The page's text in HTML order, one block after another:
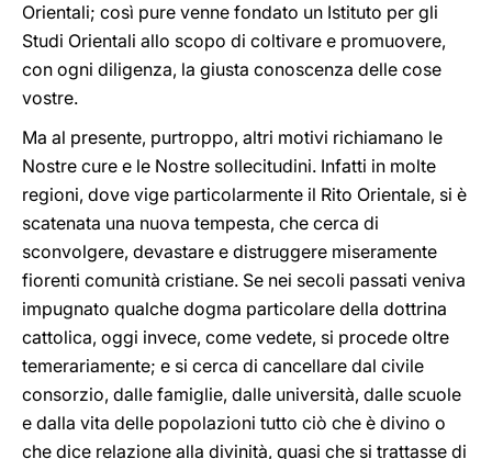
Orientali; così pure venne fondato un Istituto per gli
Studi Orientali allo scopo di coltivare e promuovere,
con ogni diligenza, la giusta conoscenza delle cose
vostre.
Ma al presente, purtroppo, altri motivi richiamano le
Nostre cure e le Nostre sollecitudini. Infatti in molte
regioni, dove vige particolarmente il Rito Orientale, si è
scatenata una nuova tempesta, che cerca di
sconvolgere, devastare e distruggere miseramente
fiorenti comunità cristiane. Se nei secoli passati veniva
impugnato qualche dogma particolare della dottrina
cattolica, oggi invece, come vedete, si procede oltre
temerariamente; e si cerca di cancellare dal civile
consorzio, dalle famiglie, dalle università, dalle scuole
e dalla vita delle popolazioni tutto ciò che è divino o
che dice relazione alla divinità, quasi che si trattasse di